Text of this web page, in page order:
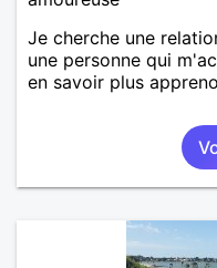
Je cherche une
une personne qui
en savoir plus